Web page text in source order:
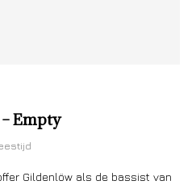
Empty
Gildenlöw als de bassist van